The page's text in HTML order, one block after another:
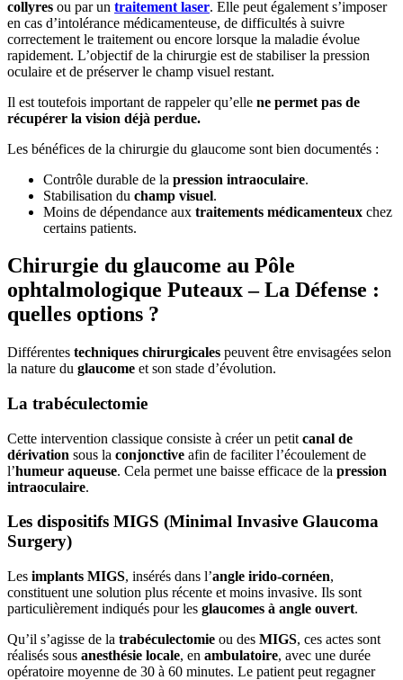
collyres ou par un traitement laser. Elle peut également s’imposer
en cas d’intolérance médicamenteuse, de difficultés à suivre
correctement le traitement ou encore lorsque la maladie évolue
rapidement. L’objectif de la chirurgie est de stabiliser la pression
oculaire et de préserver le champ visuel restant.
Il est toutefois important de rappeler qu’elle ne permet pas de
récupérer la vision déjà perdue.
Les bénéfices de la chirurgie du glaucome sont bien documentés :
Contrôle durable de la pression intraoculaire.
Stabilisation du champ visuel.
Moins de dépendance aux traitements médicamenteux chez
certains patients.
Chirurgie du glaucome au Pôle
ophtalmologique Puteaux – La Défense :
quelles options ?
Différentes techniques chirurgicales peuvent être envisagées selon
la nature du glaucome et son stade d’évolution.
La trabéculectomie
Cette intervention classique consiste à créer un petit canal de
dérivation sous la conjonctive afin de faciliter l’écoulement de
l’humeur aqueuse. Cela permet une baisse efficace de la pression
intraoculaire.
Les dispositifs MIGS (Minimal Invasive Glaucoma
Surgery)
Les implants MIGS, insérés dans l’angle irido-cornéen,
constituent une solution plus récente et moins invasive. Ils sont
particulièrement indiqués pour les glaucomes à angle ouvert.
Qu’il s’agisse de la trabéculectomie ou des MIGS, ces actes sont
réalisés sous anesthésie locale, en ambulatoire, avec une durée
opératoire moyenne de 30 à 60 minutes. Le patient peut regagner